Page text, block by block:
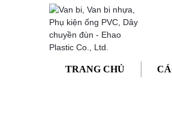
TRANG CHỦ
TRANG CHỦ TIN TỨC